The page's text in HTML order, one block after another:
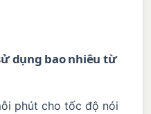
dụng bao nhiêu từ
phút cho tốc độ nói